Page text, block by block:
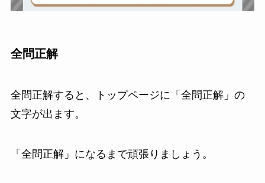
全問正解
全問正解すると、トップページに「全問正解」の
文字が出ます。
「全問正解」になるまで頑張りましょう。